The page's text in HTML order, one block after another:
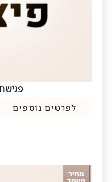
לפרטים נוספים